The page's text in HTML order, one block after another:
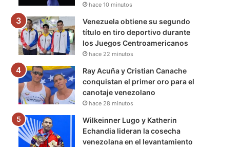
hace 10 minutos
Venezuela obtiene su segundo
título en tiro deportivo durante
los Juegos Centroamericanos
hace 22 minutos
Ray Acuña y Cristian Canache
conquistan el primer oro para el
canotaje venezolano
hace 28 minutos
Wilkeinner Lugo y Katherin
Echandia lideran la cosecha
venezolana en el levantamiento